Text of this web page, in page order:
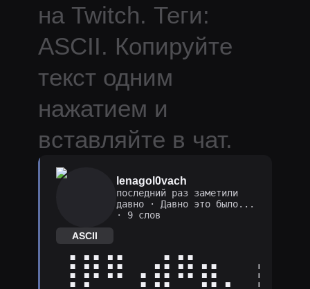
на Twitch. Теги:
ASCII. Копируйте
текст одним
нажатием и
вставляйте в чат.
lenagol0vach
последний раз заметили
давно·
Давно это было...
· 9 слов
ASCII